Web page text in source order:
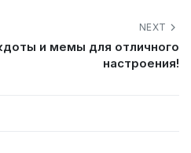
NEXT
и мемы для отличного
настроения!